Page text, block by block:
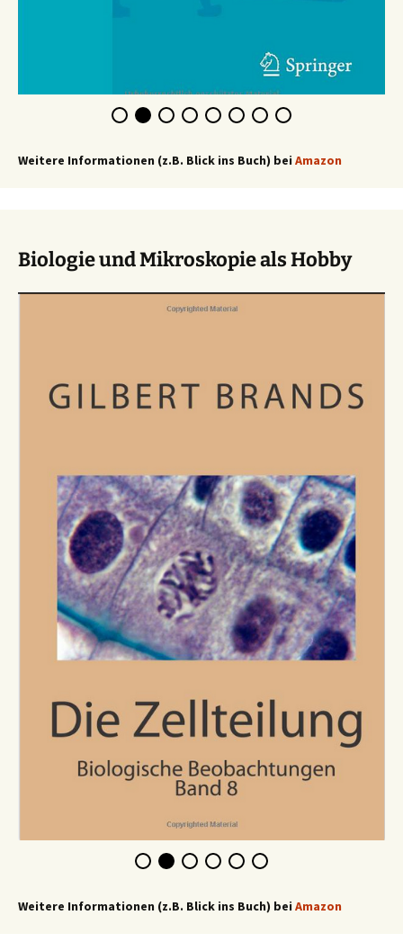
Weitere Informationen (z.B. Blick ins Buch) bei Amazon
Biologie und Mikroskopie als Hobby
Weitere Informationen (z.B. Blick ins Buch) bei Amazon